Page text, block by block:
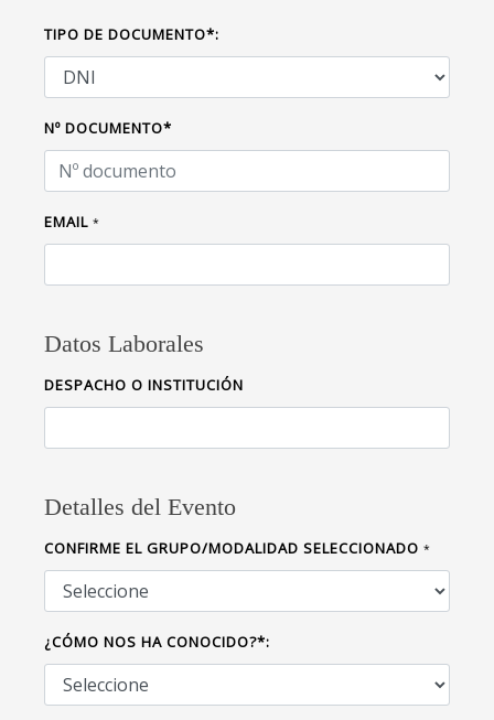
TIPO DE DOCUMENTO*:
Nº DOCUMENTO*
EMAIL *
Datos Laborales
DESPACHO O INSTITUCIÓN
Detalles del Evento
CONFIRME EL GRUPO/MODALIDAD SELECCIONADO *
¿CÓMO NOS HA CONOCIDO?*: